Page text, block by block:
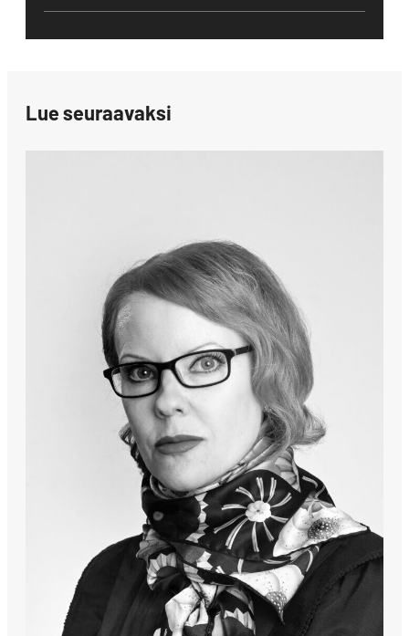
Lue seuraavaksi